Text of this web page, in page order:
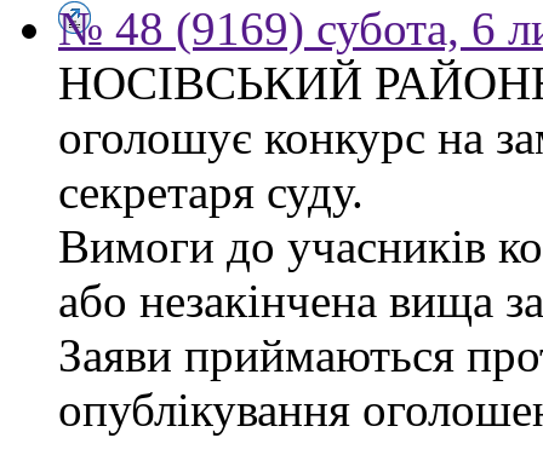
№ 48 (9169) субота, 6
НОСІВСЬКИЙ
оголошує конкурс на
секретаря суду.
Вимоги до учасників
або незакінчена вища
Заяви приймаються
опублікування